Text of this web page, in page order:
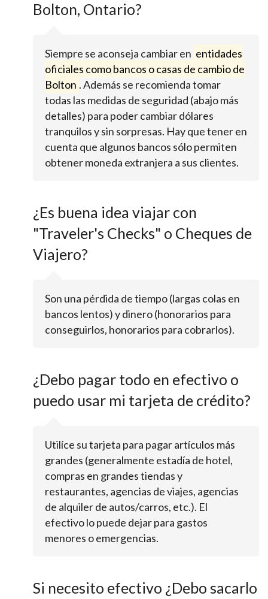
Bolton, Ontario?
Siempre se aconseja cambiar en entidades
oficiales como bancos o casas de cambio de
Bolton . Además se recomienda tomar
todas las medidas de seguridad (abajo más
detalles) para poder cambiar dólares
tranquilos y sin sorpresas. Hay que tener en
cuenta que algunos bancos sólo permiten
obtener moneda extranjera a sus clientes.
¿Es buena idea viajar con
"Traveler's Checks" o Cheques de
Viajero?
Son una pérdida de tiempo (largas colas en
bancos lentos) y dinero (honorarios para
conseguirlos, honorarios para cobrarlos).
¿Debo pagar todo en efectivo o
puedo usar mi tarjeta de crédito?
Utilíce su tarjeta para pagar artículos más
grandes (generalmente estadía de hotel,
compras en grandes tiendas y
restaurantes, agencias de viajes, agencias
de alquiler de autos/carros, etc.). El
efectivo lo puede dejar para gastos
menores o emergencias.
Si necesito efectivo ¿Debo sacarlo